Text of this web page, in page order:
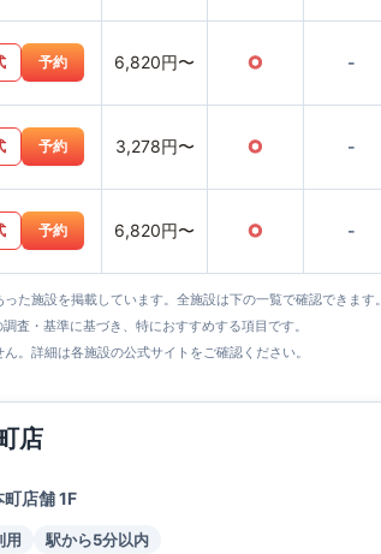
予約 6,820円〜 ○ -
予約 3,278円〜 ○ -
予約 6,820円〜 ○ -
た施設を掲載しています。全施設は下の一覧で確認できます。
査・基準に基づき、特におすすめする項目です。
。詳細は各施設の公式サイトをご確認ください。
店
店舗 1F
用 駅から5分以内